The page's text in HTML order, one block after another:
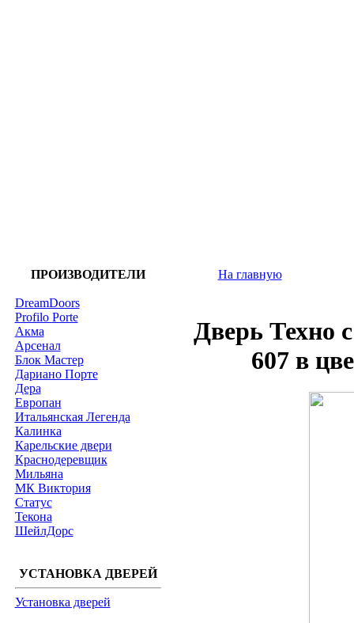
ПРОИЗВОДИТЕЛИ
DreamDoors
Profilo Porte
Акма
Арсенал
Блок Мастер
Дариано Порте
Дера
Европан
Итальянская Легенда
Калинка
Карельские двери
Краснодеревщик
Мильяна
МК Виктория
Статус
Текона
ШейлДорс
УСТАНОВКА ДВЕРЕЙ
Установка дверей
На главную
Дверь Техно
607 в